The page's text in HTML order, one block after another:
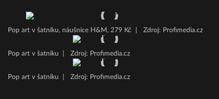
Pop art v šatníku, náušnice H&M, 279 Kč Zdroj: Profimedia.cz
Pop art v šatníku Zdroj: Profimedia.cz
Pop art v šatníku Zdroj: Profimedia.cz